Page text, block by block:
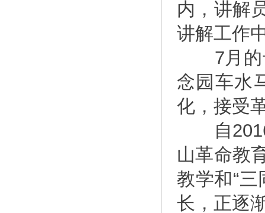
内，讲解
讲解工作
7月的母
念园车水
化，接受
自2016
山革命教
教学和“
长，正逐